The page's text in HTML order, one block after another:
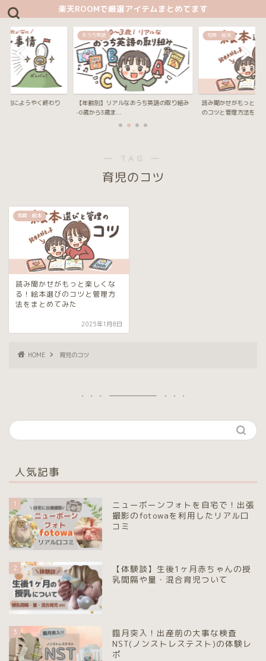
楽天ROOMで厳選アイテムまとめてます
前にようやく終わり
おうち英語
【年齢別】リアルなおうち英語の取り組み
-0歳から3歳ま...
知育・絵本
読み聞かせがもっと楽
のコツと管理方法を...
― TAG ―
育児のコツ
知育・絵本
読み聞かせがもっと楽しくな
る！絵本選びのコツと管理方
法をまとめてみた
2025年1月8日
HOME 育児のコツ
人気記事
1
ニューボーンフォトを自宅で！出張
撮影のfotowaを利用したリアル口
コミ
2
【体験談】生後1ヶ月赤ちゃんの授
乳間隔や量・混合育児ついて
3
臨月突入！出産前の大事な検査
NST(ノンストレステスト)の体験レ
ポ